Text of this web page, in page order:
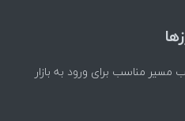
مسیر مناسب برای ورود به بازار